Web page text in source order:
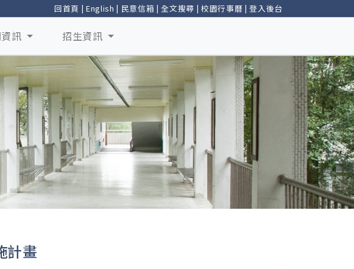
回首頁 | English | 民意信箱 |全文搜尋 | 校園行事曆 |登入後台
訊 招生資訊
計畫